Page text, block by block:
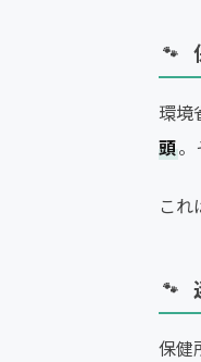
環境
頭
これ
保健